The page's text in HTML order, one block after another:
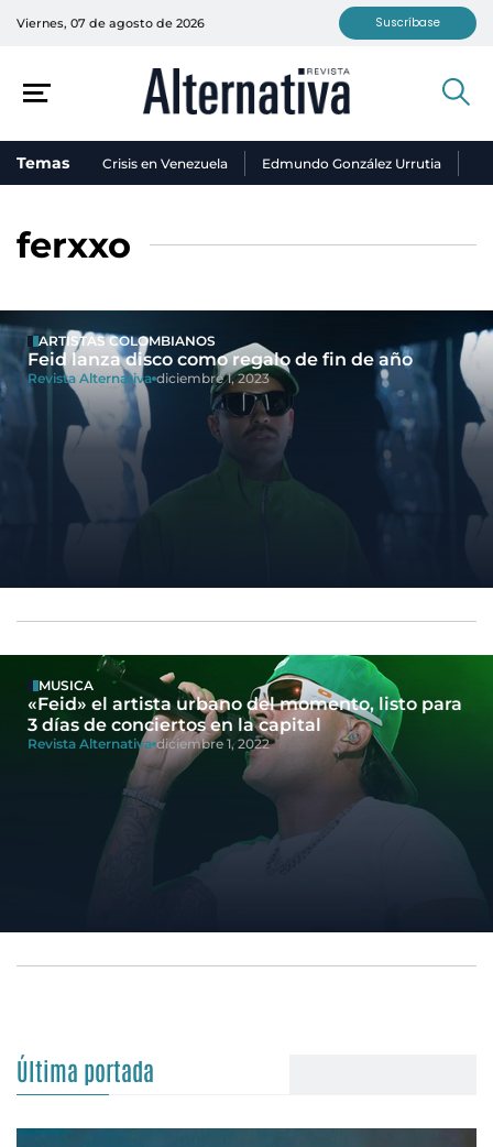
Viernes, 07 de agosto de 2026 Suscríbase
Temas Crisis en Venezuela Edmundo González Urrutia
ferxxo
ARTISTAS COLOMBIANOS
Feid lanza disco como regalo de fin de año
Revista Alternativa diciembre 1, 2023
MUSICA
«Feid» el artista urbano del momento, listo para
3 días de conciertos en la capital
Revista Alternativa diciembre 1, 2022
Última portada